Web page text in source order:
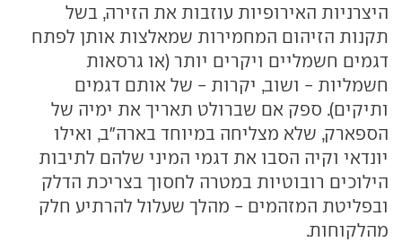
היצרניות האירופיות עוזבות את הזירה, בשל
תקנות הזיהום המחמירות שמאלצות אותן לפתח
דגמים חשמליים ויקרים יותר (או גרסאות
חשמליות - ושוב, יקרות - של אותם דגמים
ותיקים). ספק אם שברולט תאריך את ימיה של
הספארק, שלא מצליחה במיוחד בארה"ב, ואילו
יונדאי וקיה הסבו את דגמי המיני שלהם לתיבות
הילוכים רובוטיות במטרה לחסוך בצריכת הדלק
ובפליטת המזהמים - מהלך שעלול להרתיע חלק
מהלקוחות.